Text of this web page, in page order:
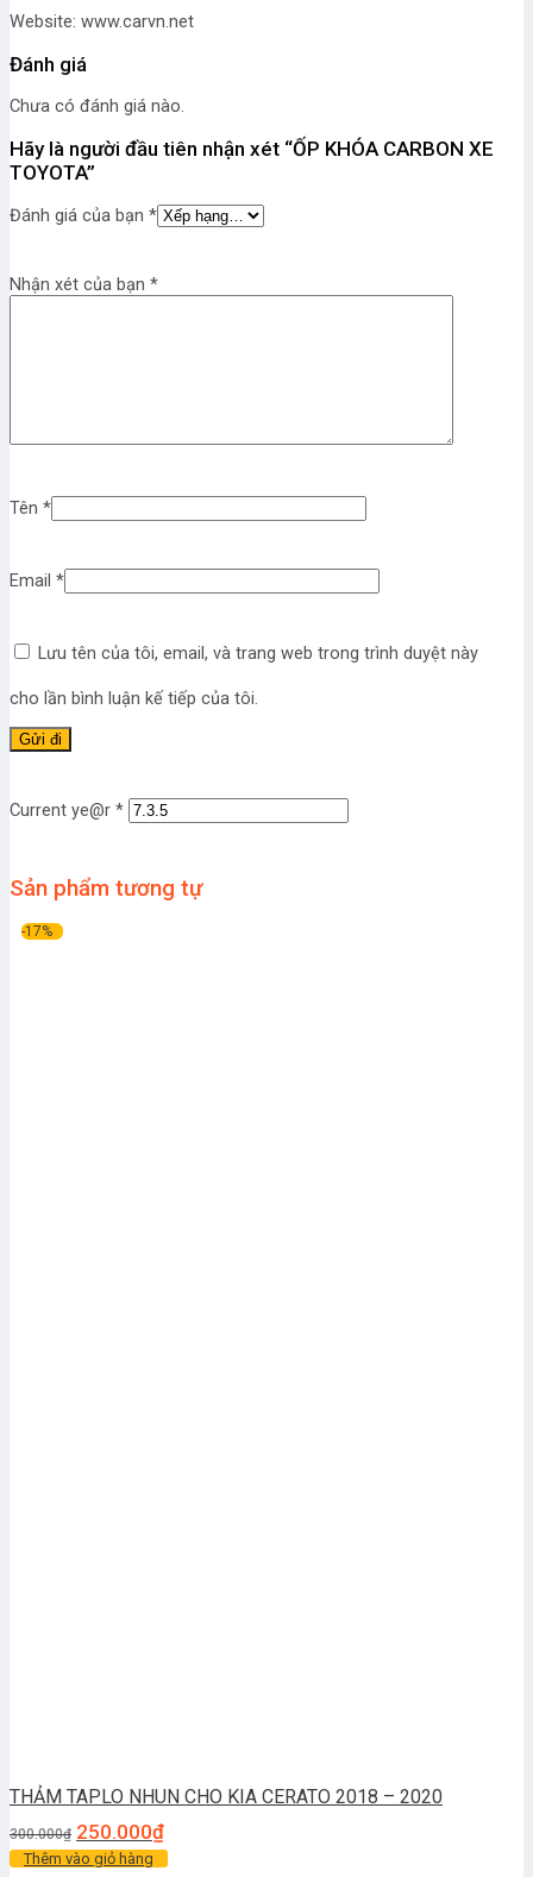
Website: www.carvn.net
Đánh giá
Chưa có đánh giá nào.
Hãy là người đầu tiên nhận xét “ỐP KHÓA CARBON XE
TOYOTA”
Đánh giá của bạn *
Nhận xét của bạn *
Tên *
Email *
Lưu tên của tôi, email, và trang web trong trình duyệt này
cho lần bình luận kế tiếp của tôi.
Current ye@r *
Sản phẩm tương tự
-17%
THẢM TAPLO NHUN CHO KIA CERATO 2018 – 2020
300.000₫ 250.000₫
Thêm vào giỏ hàng